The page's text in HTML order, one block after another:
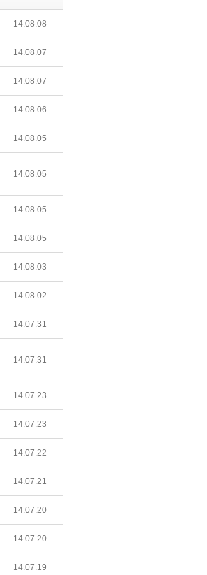
14.08.08
14.08.07
14.08.07
14.08.06
14.08.05
14.08.05
14.08.05
14.08.05
14.08.03
14.08.02
14.07.31
14.07.31
14.07.23
14.07.23
14.07.22
14.07.21
14.07.20
14.07.20
14.07.19